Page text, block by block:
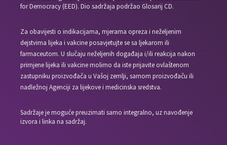
for Democracy (EED). Dio sadržaja podržao Glosarij CD.
Za obavijesti o indikacijama, mjerama opreza i neželjenim
dejstvima lijeka i vakcine posavjetujte se sa ljekarom ili
farmaceutom. U slučaju neželjenih događaja i/ili reakcija nakon
primjene lijeka ili vakcine molimo da iste prijavite ovlaštenom
zastupniku proizvođača u Vašoj zemlji, samom proizvođaču ili
nadležnoj Agenciji za lijekove i medicinska sredstva.
Sadržaje je moguće preuzimati samo integralno, uz navođenje
izvora i linka na sadržaj.